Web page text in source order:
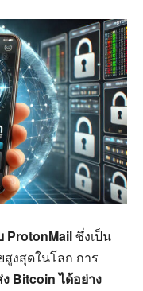
ProtonMailซึ่งเป็น
งสุดในโลก การ
Bitcoin ได้อย่าง